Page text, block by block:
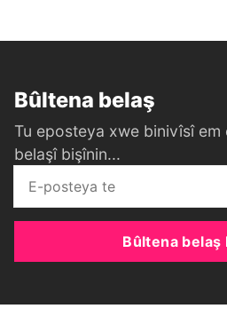
Bûltena belaş
Tu eposteya xwe binivîsî em
belaşî bişînin...
Bûltena belaş